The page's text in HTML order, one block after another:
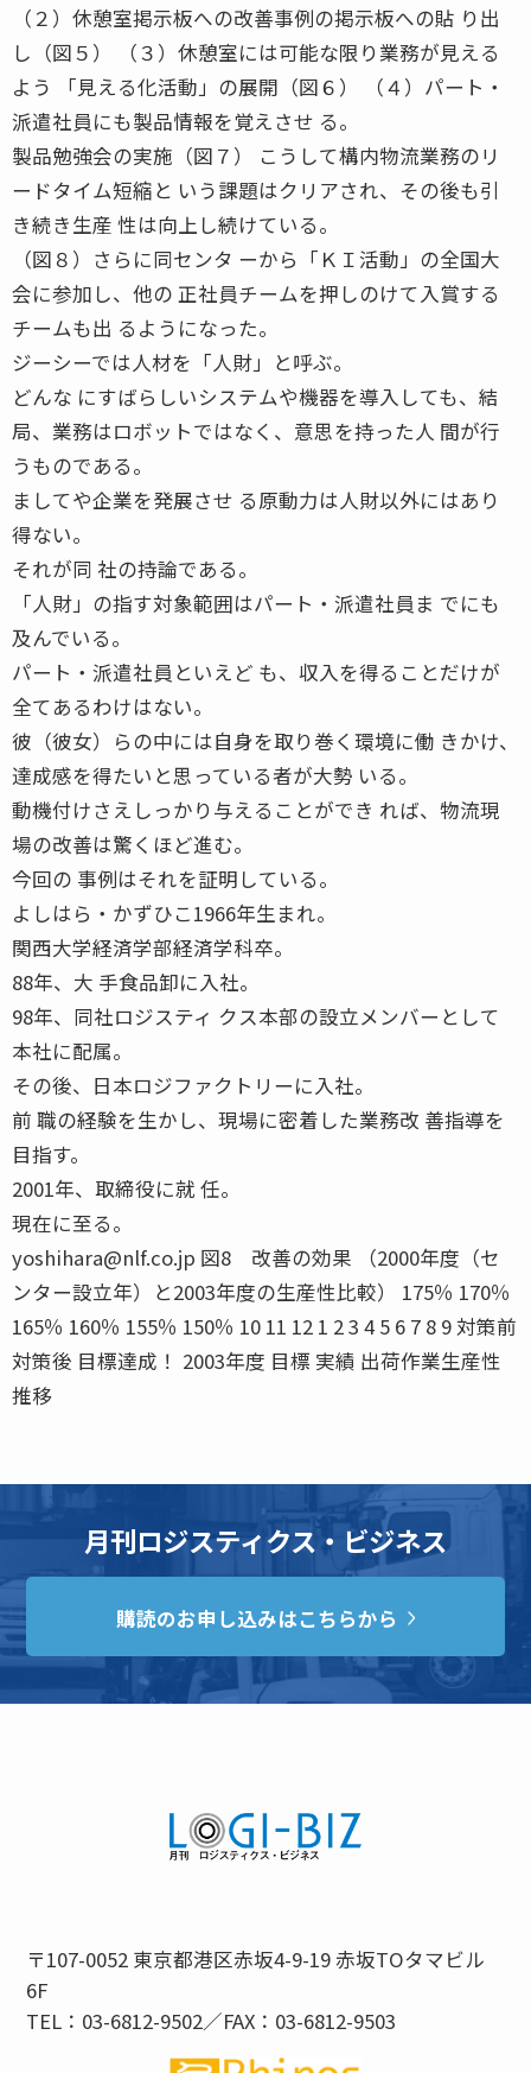
（２）休憩室掲示板への改善事例の掲示板への貼 り出
し（図５） （３）休憩室には可能な限り業務が見える
よう 「見える化活動」の展開（図６） （４）パート・
派遣社員にも製品情報を覚えさせ る。
製品勉強会の実施（図７） こうして構内物流業務のリ
ードタイム短縮と いう課題はクリアされ、その後も引
き続き生産 性は向上し続けている。
（図８）さらに同センタ ーから「ＫＩ活動」の全国大
会に参加し、他の 正社員チームを押しのけて入賞する
チームも出 るようになった。
ジーシーでは人材を「人財」と呼ぶ。
どんな にすばらしいシステムや機器を導入しても、結
局、業務はロボットではなく、意思を持った人 間が行
うものである。
ましてや企業を発展させ る原動力は人財以外にはあり
得ない。
それが同 社の持論である。
「人財」の指す対象範囲はパート・派遣社員ま でにも
及んでいる。
パート・派遣社員といえど も、収入を得ることだけが
全てあるわけはない。
彼（彼女）らの中には自身を取り巻く環境に働 きかけ、
達成感を得たいと思っている者が大勢 いる。
動機付けさえしっかり与えることができ れば、物流現
場の改善は驚くほど進む。
今回の 事例はそれを証明している。
よしはら・かずひこ1966年生まれ。
関西大学経済学部経済学科卒。
88年、大 手食品卸に入社。
98年、同社ロジスティ クス本部の設立メンバーとして
本社に配属。
その後、日本ロジファクトリーに入社。
前 職の経験を生かし、現場に密着した業務改 善指導を
目指す。
2001年、取締役に就 任。
現在に至る。
yoshihara@nlf.co.jp 図8 改善の効果 （2000年度（セ
ンター設立年）と2003年度の生産性比較） 175％ 170％
165％ 160％ 155％ 150％ 10 11 12 1 2 3 4 5 6 7 8 9 対策前
対策後 目標達成！ 2003年度 目標 実績 出荷作業生産性
推移
月刊ロジスティクス・ビジネス
購読のお申し込みはこちらから
〒107-0052 東京都港区赤坂4-9-19 赤坂TOタマビル
6F
TEL：03-6812-9502／FAX：03-6812-9503